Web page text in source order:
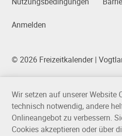
Anmelden
© 2026 Freizeitkalender |
Wir setzen auf unserer Website
technisch notwendig, andere
Onlineangebot zu verbessern.
Cookies akzeptieren oder über